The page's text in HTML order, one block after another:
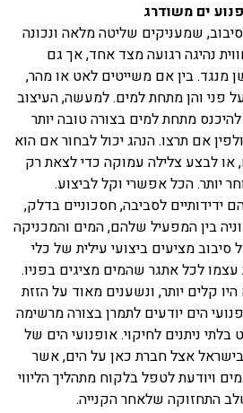
ים משודרג
שמעניקים שליטה מלאה ונכונה
נהיגה רגועה מצד אחד, אך גם
מנגד. בין אם משייטים לאט או מהר,
פני והן מתחת למים. למעשה, העיצוב
מתחת למים בצורה טובה יותר
אם תרצו. הנהג יכול לבחור אם הוא
או לבצע צלילה עמוקה כדי לצאת רק
יותר. הכל אפשרי וקל לביצוע.
ידידותיים לסביבה, חסכוניים בדלק,
בין המפעיל שלהם, המים והמכניקה
מציעים ביצועי עילית של כלי
לכל אתגר שהמים מציגים בפניו.
קלים יותר, ונשענים מאוד על הזזת
הים יודעים לתמרן בצורה מרשימה
ניתנים לחיקוי. אופנועי הים של
בישראל אצל חברת כאן על הים, אשר
ויודעת לטפל בלקוח מתהליך הליווי
התחזוקה שלאחר הקנייה.